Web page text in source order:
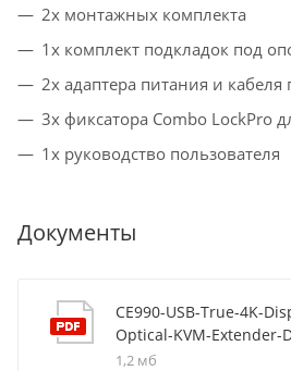
2x монтажных комплекта
1x комплект подкладок под
2x адаптера питания и кабеля
3x фиксатора Combo LockPro
1x руководство пользователя
Документы
CE990-USB-True-4K-
Optical-KVM-Extender-
1,2 мб